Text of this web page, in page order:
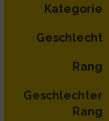
Kategorie
Geschlecht
Rang
Geschlechter
Rang